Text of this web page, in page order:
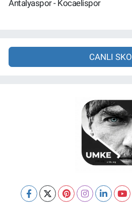
Antalyaspor - Kocaelispor
CANLI